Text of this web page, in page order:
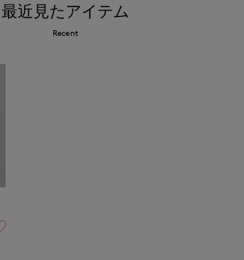
最近見たアイテム
Recent